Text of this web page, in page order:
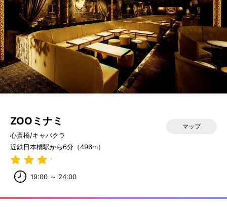
ZOOミナミ
心斎橋/キャバクラ
近鉄日本橋駅から6分（496m）
19:00 ～ 24:00
マップ